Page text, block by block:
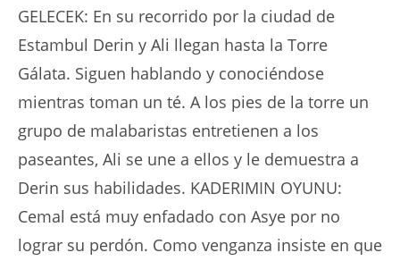
GELECEK: En su recorrido por la ciudad de
Estambul Derin y Ali llegan hasta la Torre
Gálata. Siguen hablando y conociéndose
mientras toman un té. A los pies de la torre un
grupo de malabaristas entretienen a los
paseantes, Ali se une a ellos y le demuestra a
Derin sus habilidades. KADERIMIN OYUNU:
Cemal está muy enfadado con Asye por no
lograr su perdón. Como venganza insiste en que